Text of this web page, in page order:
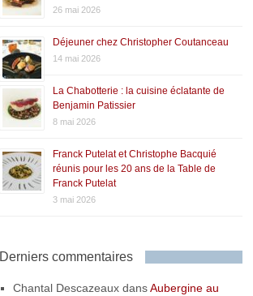
26 mai 2026
Déjeuner chez Christopher Coutanceau
14 mai 2026
La Chabotterie : la cuisine éclatante de
Benjamin Patissier
8 mai 2026
Franck Putelat et Christophe Bacquié
réunis pour les 20 ans de la Table de
Franck Putelat
3 mai 2026
Derniers commentaires
Chantal DescazeauxdansAubergine au